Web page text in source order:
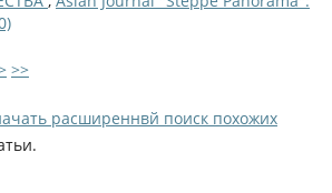
>>
расширеннвй поиск похожих